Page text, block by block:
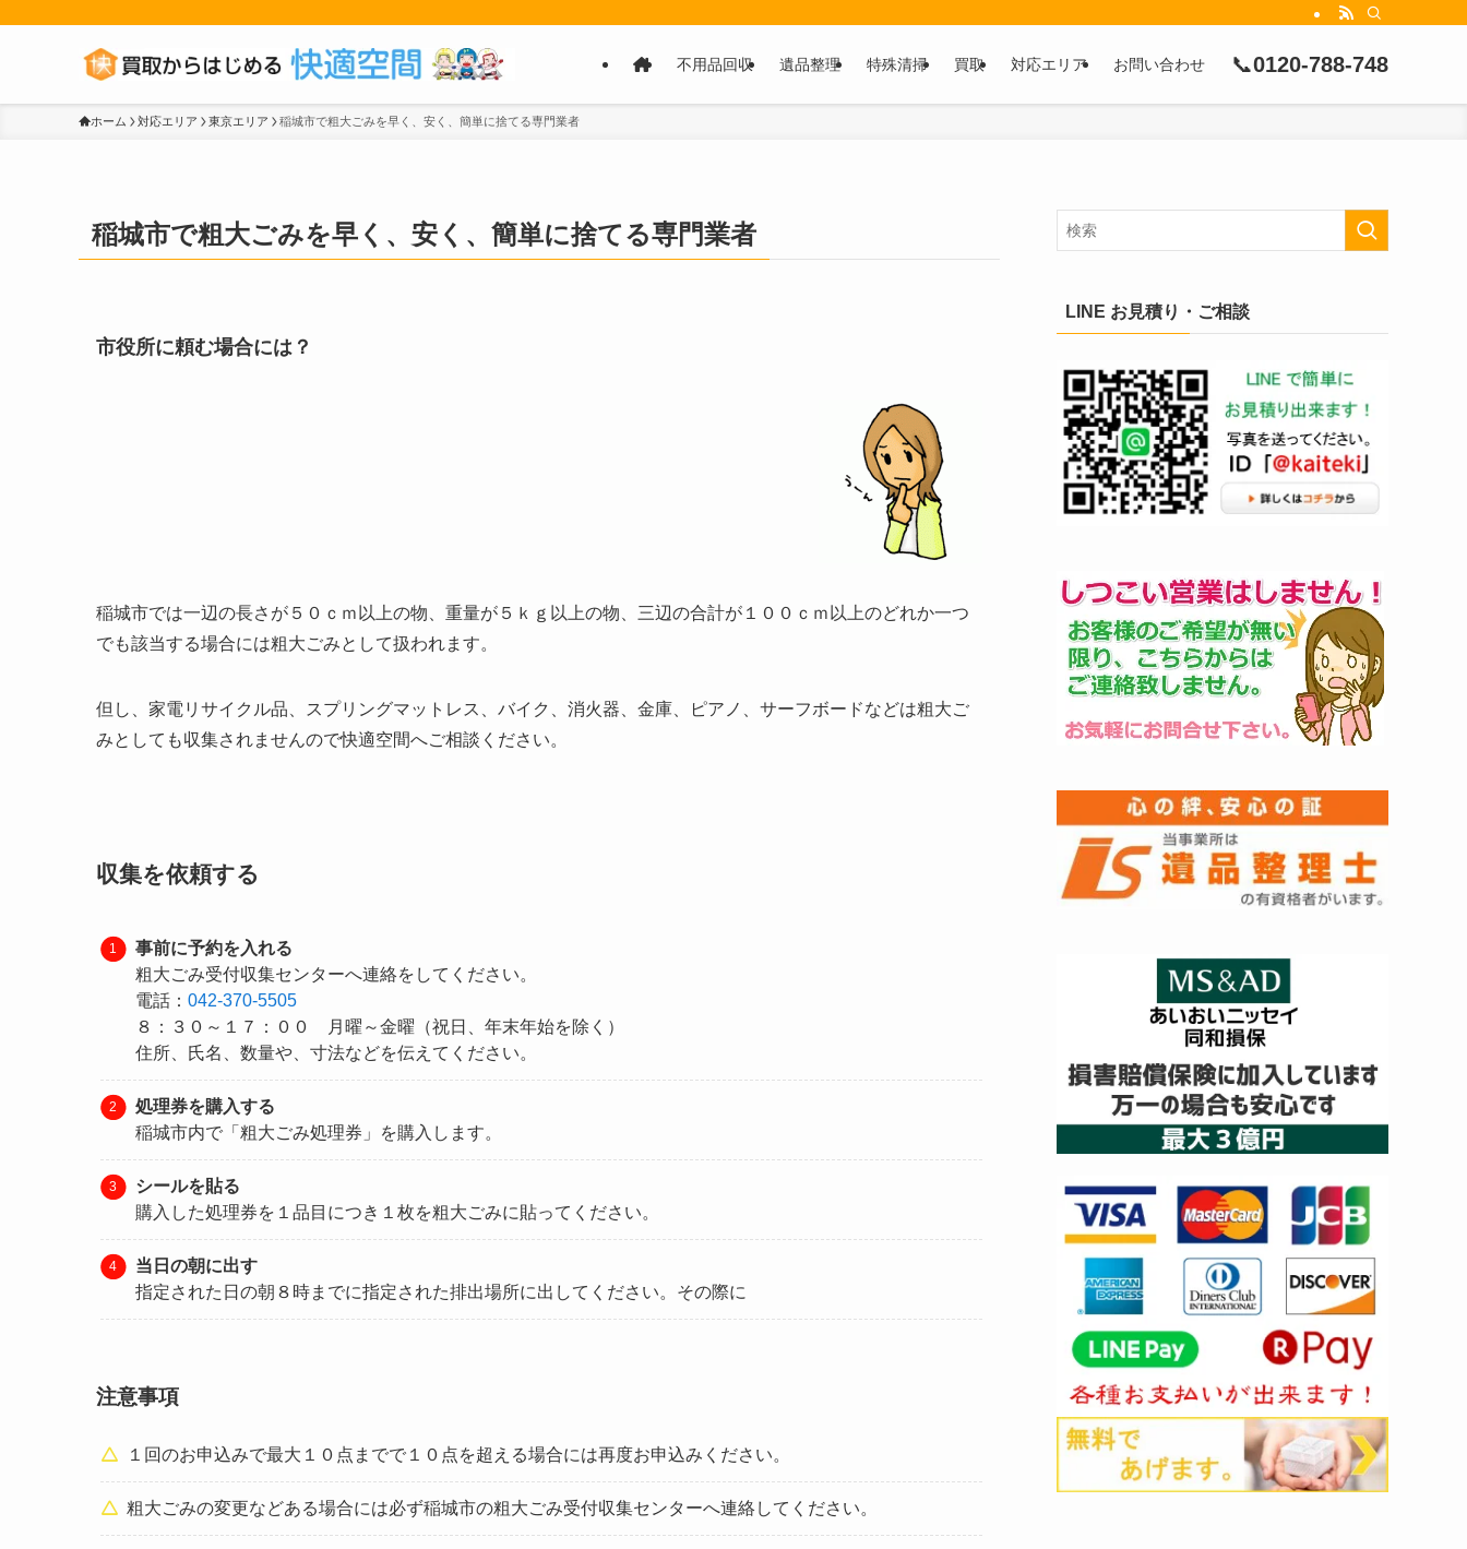
不用品回収 遺品整理 特殊清掃 買取 対応エリア お問い合わせ 📞0120-788-748
ホーム 対応エリア 東京エリア 稲城市で粗大ごみを早く、安く、簡単に捨てる専門業者
稲城市で粗大ごみを早く、安く、簡単に捨てる専門業者
市役所に頼む場合には？
稲城市では一辺の長さが５０ｃｍ以上の物、重量が５ｋｇ以上の物、三辺の合計が１００ｃｍ以上のどれか一つ
でも該当する場合には粗大ごみとして扱われます。
但し、家電リサイクル品、スプリングマットレス、バイク、消火器、金庫、ピアノ、サーフボードなどは粗大ご
みとしても収集されませんので快適空間へご相談ください。
収集を依頼する
事前に予約を入れる
粗大ごみ受付収集センターへ連絡をしてください。
電話： 042-370-5505
８：３０～１７：００ 月曜～金曜（祝日、年末年始を除く）
住所、氏名、数量や、寸法などを伝えてください。
処理券を購入する
稲城市内で「粗大ごみ処理券」を購入します。
シールを貼る
購入した処理券を１品目につき１枚を粗大ごみに貼ってください。
当日の朝に出す
指定された日の朝８時までに指定された排出場所に出してください。その際に
注意事項
１回のお申込みで最大１０点までで１０点を超える場合には再度お申込みください。
粗大ごみの変更などある場合には必ず稲城市の粗大ごみ受付収集センターへ連絡してください。
LINE お見積り・ご相談